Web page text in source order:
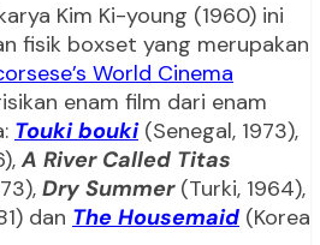
Kim Ki-young (1960) ini
fisik boxset yang merupakan
World Cinema
enam film dari enam
Touki bouki(Senegal, 1973),
A River Called Titas
Dry Summer(Turki, 1964),
dan The Housemaid (Korea